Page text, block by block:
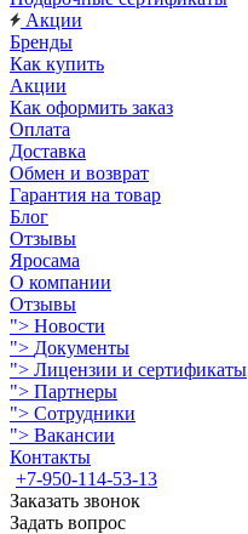
Акции
Бренды
Как купить
Акции
Как оформить заказ
Оплата
Доставка
Обмен и возврат
Гарантия на товар
Блог
Отзывы
Яросама
О компании
Отзывы
"> Новости
"> Документы
"> Лицензии и сертификаты
"> Партнеры
"> Сотрудники
"> Вакансии
Контакты
+7-950-114-53-13
Заказать звонок
Задать вопрос